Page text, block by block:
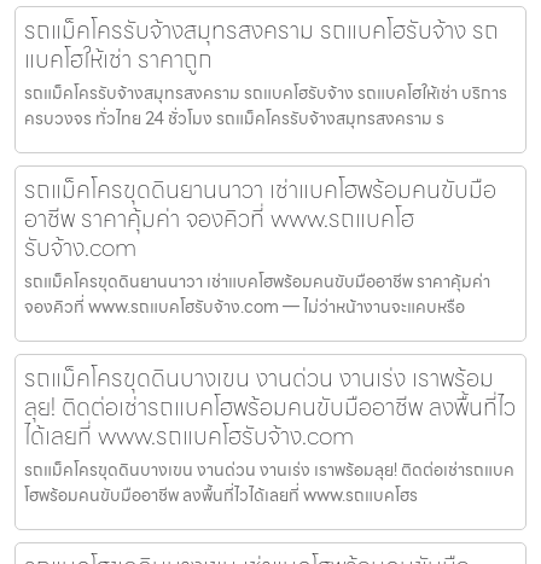
รถแม็คโครรับจ้างสมุทรสงคราม รถแบคโฮรับจ้าง รถ
แบคโฮให้เช่า ราคาถูก
รถแม็คโครรับจ้างสมุทรสงคราม รถแบคโฮรับจ้าง รถแบคโฮให้เช่า บริการ
ครบวงจร ทั่วไทย 24 ชั่วโมง รถแม็คโครรับจ้างสมุทรสงคราม ร
รถแม็คโครขุดดินยานนาวา เช่าแบคโฮพร้อมคนขับมือ
อาชีพ ราคาคุ้มค่า จองคิวที่ www.รถแบคโฮ
รับจ้าง.com
รถแม็คโครขุดดินยานนาวา เช่าแบคโฮพร้อมคนขับมืออาชีพ ราคาคุ้มค่า
จองคิวที่ www.รถแบคโฮรับจ้าง.com — ไม่ว่าหน้างานจะแคบหรือ
รถแม็คโครขุดดินบางเขน งานด่วน งานเร่ง เราพร้อม
ลุย! ติดต่อเช่ารถแบคโฮพร้อมคนขับมืออาชีพ ลงพื้นที่ไว
ได้เลยที่ www.รถแบคโฮรับจ้าง.com
รถแม็คโครขุดดินบางเขน งานด่วน งานเร่ง เราพร้อมลุย! ติดต่อเช่ารถแบค
โฮพร้อมคนขับมืออาชีพ ลงพื้นที่ไวได้เลยที่ www.รถแบคโฮร